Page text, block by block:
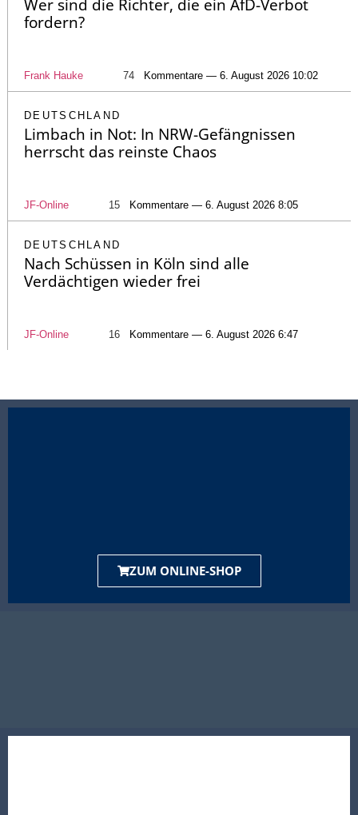
Wer sind die Richter, die ein AfD-Verbot
fordern?
Frank Hauke 74 Kommentare — 6. August 2026 10:02
DEUTSCHLAND
Limbach in Not: In NRW-Gefängnissen
herrscht das reinste Chaos
JF-Online 15 Kommentare — 6. August 2026 8:05
DEUTSCHLAND
Nach Schüssen in Köln sind alle
Verdächtigen wieder frei
JF-Online 16 Kommentare — 6. August 2026 6:47
ZUM ONLINE-SHOP